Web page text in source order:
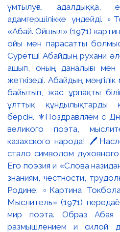
ұмтылуға, адалдыққа,
адамгершілікке үндейді.
«Абай. Ойшыл» (1971)
ойы мен парасатты
Суретші Абайдың рухани
ашып, оның даналығы мен
жеткізеді. Абайдың
байытып, жас ұрпақты
ұлттық құндылықтарды
берсін. ⚜️Поздравляем с
великого поэта,
казахского народа!
стало символом духовного
Его поэзия и «Слова
знаниям, честности,
Родине. ▫️Картина
Мыслитель» (1971)
мир поэта. Образ Абая
размышлением и силой